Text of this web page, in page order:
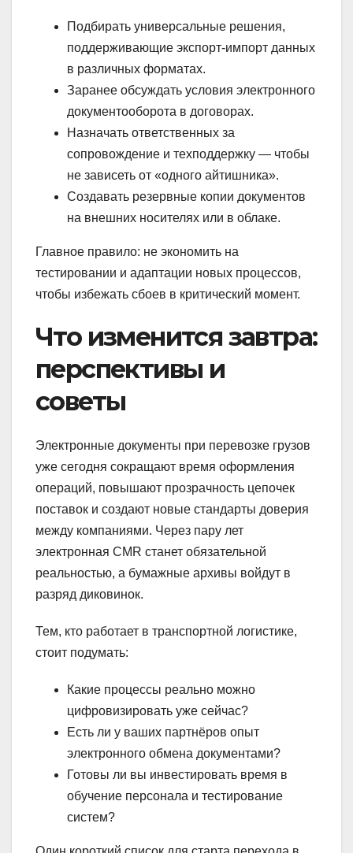
Подбирать универсальные решения,
поддерживающие экспорт-импорт данных
в различных форматах.
Заранее обсуждать условия электронного
документооборота в договорах.
Назначать ответственных за
сопровождение и техподдержку — чтобы
не зависеть от «одного айтишника».
Создавать резервные копии документов
на внешних носителях или в облаке.
Главное правило: не экономить на
тестировании и адаптации новых процессов,
чтобы избежать сбоев в критический момент.
Что изменится завтра:
перспективы и
советы
Электронные документы при перевозке грузов
уже сегодня сокращают время оформления
операций, повышают прозрачность цепочек
поставок и создают новые стандарты доверия
между компаниями. Через пару лет
электронная CMR станет обязательной
реальностью, а бумажные архивы войдут в
разряд диковинок.
Тем, кто работает в транспортной логистике,
стоит подумать:
Какие процессы реально можно
цифровизировать уже сейчас?
Есть ли у ваших партнёров опыт
электронного обмена документами?
Готовы ли вы инвестировать время в
обучение персонала и тестирование
систем?